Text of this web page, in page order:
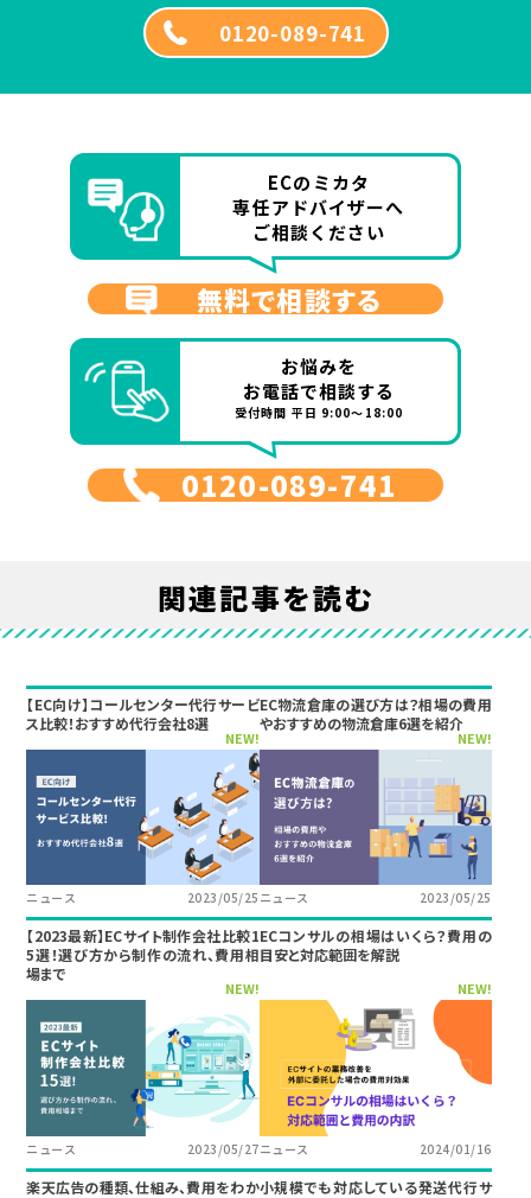
0120-089-741
ECのミカタ
専任アドバイザーへ
ご相談ください
無料で相談する
お悩みを
お電話で相談する
受付時間 平日 9:00～18:00
0120-089-741
関連記事を読む
【EC向け】コールセンター代行サービ
ス比較！おすすめ代行会社8選
NEW!
ニュース 2023/05/25
EC物流倉庫の選び方は？相場の費用
やおすすめの物流倉庫6選を紹介
NEW!
ニュース 2023/05/25
【2023最新】ECサイト制作会社比較1
5選！選び方から制作の流れ、費用相
場まで
NEW!
ニュース 2023/05/27
ECコンサルの相場はいくら？費用の
目安と対応範囲を解説
NEW!
ニュース 2024/01/16
楽天広告の種類、仕組み、費用をわか小規模でも対応している発送代行サ